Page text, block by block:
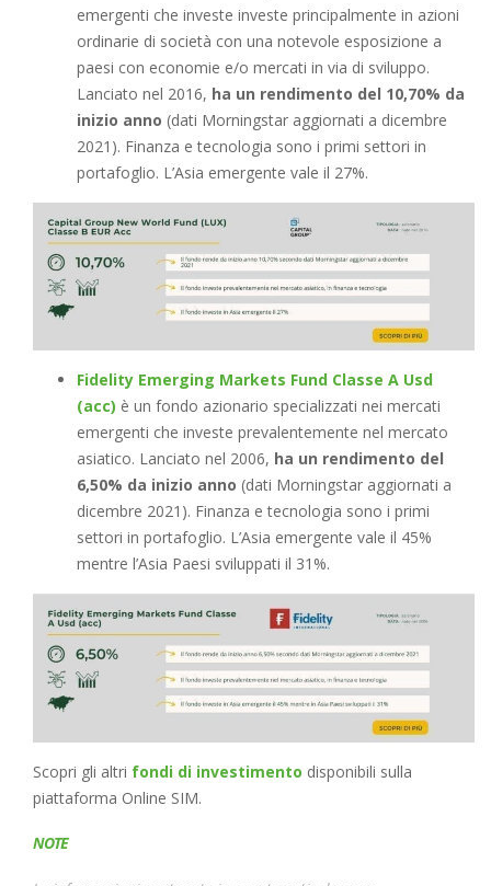
emergenti che investe investe principalmente in azioni
ordinarie di società con una notevole esposizione a
paesi con economie e/o mercati in via di sviluppo.
Lanciato nel 2016, ha un rendimento del 10,70% da
inizio anno (dati Morningstar aggiornati a dicembre
2021). Finanza e tecnologia sono i primi settori in
portafoglio. L’Asia emergente vale il 27%.
Fidelity Emerging Markets Fund Classe A Usd
(acc) è un fondo azionario specializzati nei mercati
emergenti che investe prevalentemente nel mercato
asiatico. Lanciato nel 2006, ha un rendimento del
6,50% da inizio anno (dati Morningstar aggiornati a
dicembre 2021). Finanza e tecnologia sono i primi
settori in portafoglio. L’Asia emergente vale il 45%
mentre l’Asia Paesi sviluppati il 31%.
Scopri gli altri fondi di investimento disponibili sulla
piattaforma Online SIM.
NOTE